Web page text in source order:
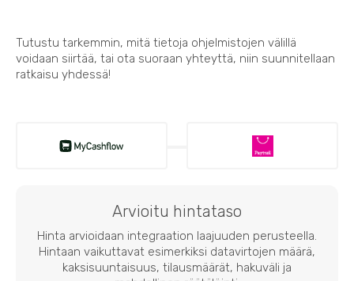
Tutustu tarkemmin, mitä tietoja ohjelmistojen välillä
voidaan siirtää, tai ota suoraan yhteyttä, niin suunnitellaan
ratkaisu yhdessä!
Arvioitu hintataso
Hinta arvioidaan integraation laajuuden perusteella.
Hintaan vaikuttavat esimerkiksi datavirtojen määrä,
kaksisuuntaisuus, tilausmäärät, hakuväli ja